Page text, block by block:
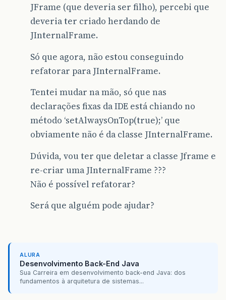
JFrame (que deveria ser filho), percebi que
deveria ter criado herdando de
JInternalFrame.
Só que agora, não estou conseguindo
refatorar para JInternalFrame.
Tentei mudar na mão, só que nas
declarações fixas da IDE está chiando no
método ‘setAlwaysOnTop(true);’ que
obviamente não é da classe JInternalFrame.
Dúvida, vou ter que deletar a classe Jframe e
re-criar uma JInternalFrame ???
Não é possível refatorar?
Será que alguém pode ajudar?
ALURA
Desenvolvimento Back-End Java
Sua Carreira em desenvolvimento back-end Java: dos
fundamentos à arquitetura de sistemas...